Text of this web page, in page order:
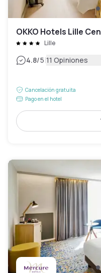
OKKO Hotels Lille
Lille
4.8/5|11 Opiniones
Cancelación gratuita
Pago en el hotel